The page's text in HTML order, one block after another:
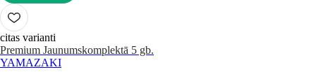
LIKT GROZĀ
citas varianti
Premium Jaunumskomplektā 5 gb.
YAMAZAKI